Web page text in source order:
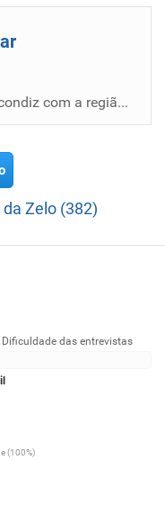
DNA, por isso
todos momentos”.
- Valor do vale alimentação não condiz com a região que se concentra a Matriz; - Salário abaixo do mercado; - Não te...
Zelo (382)
Dificuldade das entrevistas
(100%)